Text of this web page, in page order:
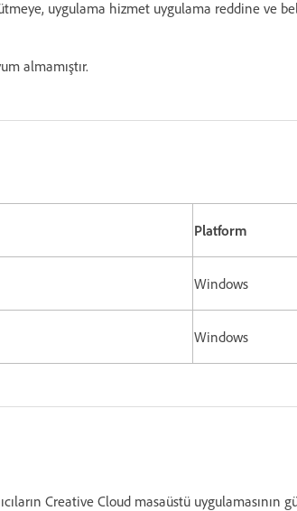
uygulama hizmet uygulama reddine ve
almamıştır.
Platform
Windows
Windows
Creative Cloud masaüstü uygulamasının